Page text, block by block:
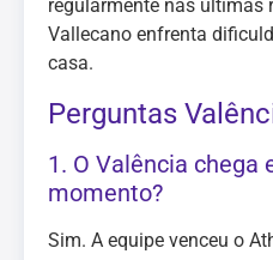
regularmente nas últimas
Vallecano enfrenta
casa.
Perguntas
1. O Valência chega
momento?
Sim. A equipe venceu o